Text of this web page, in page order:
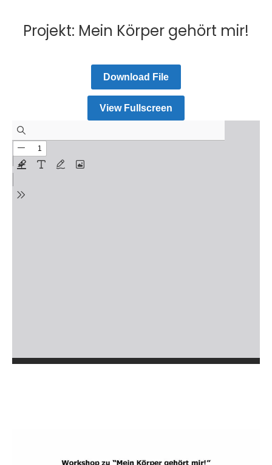
Projekt: Mein Körper gehört mir!
Download File
View Fullscreen